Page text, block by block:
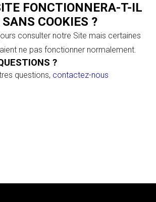
FONCTIONNERA-T-IL
COOKIES ?
consulter notre Site mais certaines
ne pas fonctionner normalement.
?
questions, contactez-nous